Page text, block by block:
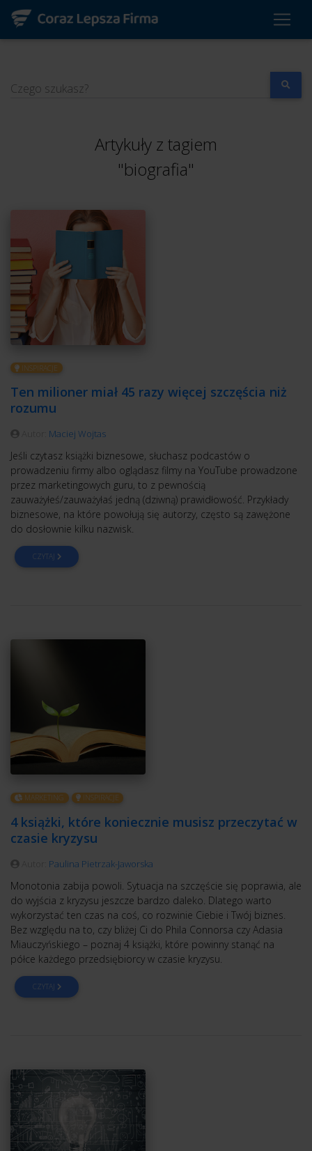
Czego szukasz?
Artykuły z tagiem
"biografia"
INSPIRACJE
Ten milioner miał 45 razy więcej szczęścia niż
rozumu
Maciej Wojtas
Jeśli czytasz książki biznesowe, słuchasz podcastów o
prowadzeniu firmy albo oglądasz filmy na YouTube prowadzone
przez marketingowych guru, to z pewnością
zauważyłeś/zauważyłaś jedną (dziwną) prawidłowość. Przykłady
biznesowe, na które powołują się autorzy, często są zawężone
do dosłownie kilku nazwisk.
CZYTAJ
MARKETING INSPIRACJE
4 książki, które koniecznie musisz przeczytać w
czasie kryzysu
Paulina Pietrzak-Jaworska
Monotonia zabija powoli. Sytuacja na szczęście się poprawia, ale
do wyjścia z kryzysu jeszcze bardzo daleko. Dlatego warto
wykorzystać ten czas na coś, co rozwinie Ciebie i Twój biznes.
Bez względu na to, czy bliżej Ci do Phila Connorsa czy Adasia
Miauczyńskiego – poznaj 4 książki, które powinny stanąć na
półce każdego przedsiębiorcy w czasie kryzysu.
CZYTAJ